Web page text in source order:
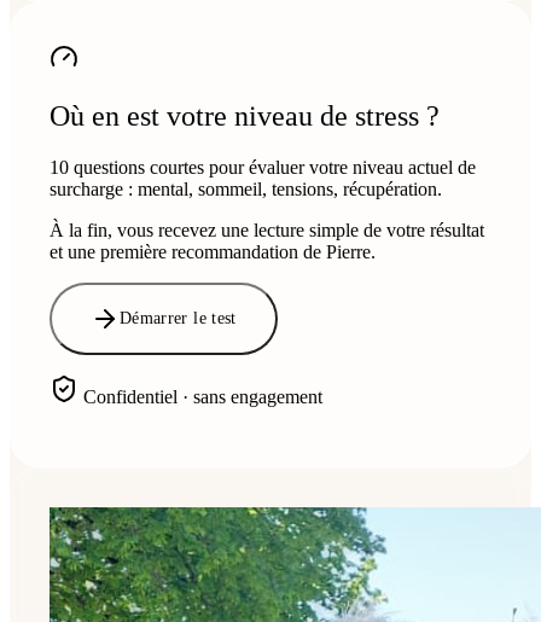
Où en est votre niveau de stress ?
10 questions courtes pour évaluer votre niveau actuel de
surcharge : mental, sommeil, tensions, récupération.
À la fin, vous recevez une lecture simple de votre résultat
et une première recommandation de Pierre.
Démarrer le test
Confidentiel · sans engagement